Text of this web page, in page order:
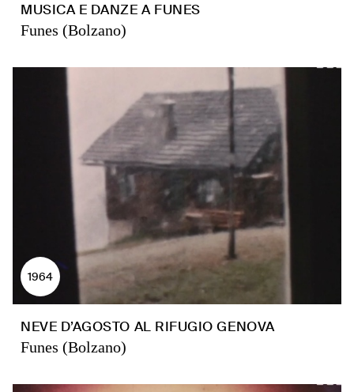
MUSICA E DANZE A FUNES
Funes (Bolzano)
1964
NEVE D’AGOSTO AL RIFUGIO GENOVA
Funes (Bolzano)